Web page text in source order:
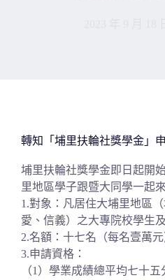
轉知「埔里扶輪社獎學金」
埔里扶輪社獎學金即日起開
里地區學子跟暨大同學一起
1.對象：凡居住大埔里地區
愛、信義） 之大專院校學生
2.名額：十七名（每名壹萬元
3.申請資格：
（1）學業成績總平均七十五